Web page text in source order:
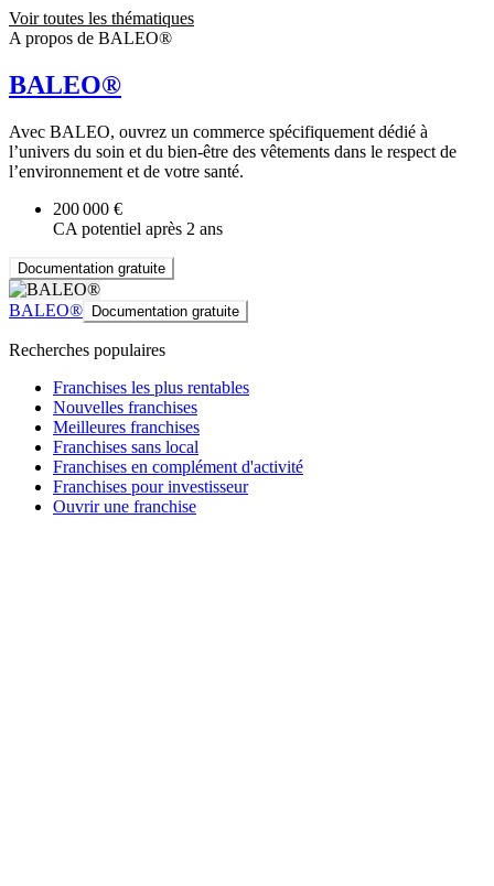
Voir toutes les thématiques
A propos de BALEO®
BALEO®
Avec BALEO, ouvrez un commerce spécifiquement dédié à
l’univers du soin et du bien-être des vêtements dans le respect de
l’environnement et de votre santé.
200 000 €
CA potentiel après 2 ans
Documentation gratuite
BALEO® Documentation gratuite
Recherches populaires
Franchises les plus rentables
Nouvelles franchises
Meilleures franchises
Franchises sans local
Franchises en complément d'activité
Franchises pour investisseur
Ouvrir une franchise